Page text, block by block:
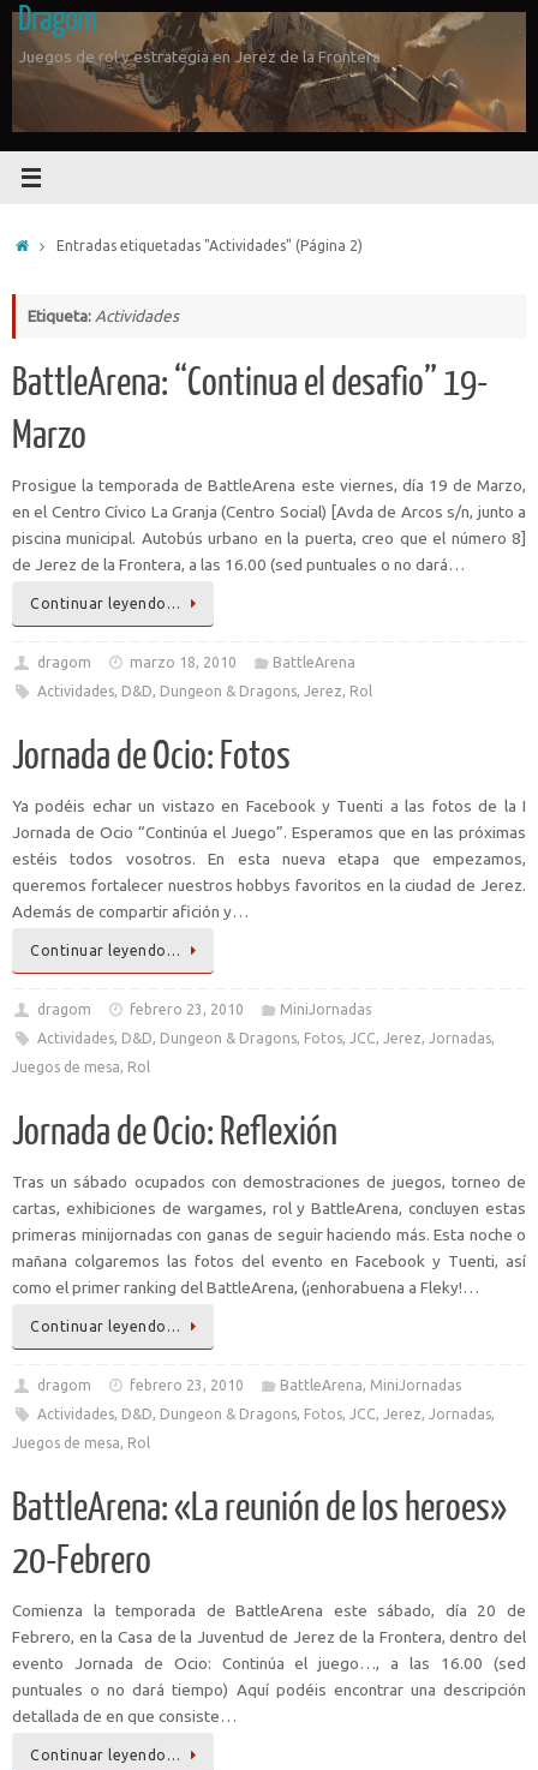
Saltar
contenido
Dragom
Juegos de rol y estrategia en Jerez de la Frontera
InicioEntradas etiquetadas "Actividades" (Página 2)
Etiqueta: Actividades
BattleArena: “Continua el desafio” 19-
Marzo
Prosigue la temporada de BattleArena este viernes, día 19 de Marzo,
en el Centro Cívico La Granja (Centro Social) [Avda de Arcos s/n, junto a
piscina municipal. Autobús urbano en la puerta, creo que el número 8]
de Jerez de la Frontera, a las 16.00 (sed puntuales o no dará…
Continuar leyendo…
dragom marzo 18, 2010
BattleArena
Actividades, D&D, Dungeon & Dragons, Jerez, Rol
Jornada de Ocio: Fotos
Ya podéis echar un vistazo en Facebook y Tuenti a las fotos de la I
Jornada de Ocio “Continúa el Juego”. Esperamos que en las próximas
estéis todos vosotros. En esta nueva etapa que empezamos,
queremos fortalecer nuestros hobbys favoritos en la ciudad de Jerez.
Además de compartir afición y…
Continuar leyendo…
dragom febrero 23, 2010
MiniJornadas
Actividades, D&D, Dungeon & Dragons, Fotos, JCC, Jerez, Jornadas,
Juegos de mesa, Rol
Jornada de Ocio: Reflexión
Tras un sábado ocupados con demostraciones de juegos, torneo de
cartas, exhibiciones de wargames, rol y BattleArena, concluyen estas
primeras minijornadas con ganas de seguir haciendo más. Esta noche o
mañana colgaremos las fotos del evento en Facebook y Tuenti, así
como el primer ranking del BattleArena, (¡enhorabuena a Fleky!…
Continuar leyendo…
dragom febrero 23, 2010 BattleArena, MiniJornadas
Actividades, D&D, Dungeon & Dragons, Fotos, JCC, Jerez, Jornadas,
Juegos de mesa, Rol
BattleArena: «La reunión de los heroes»
20-Febrero
Comienza la temporada de BattleArena este sábado, día 20 de
Febrero, en la Casa de la Juventud de Jerez de la Frontera, dentro del
evento Jornada de Ocio: Continúa el juego…, a las 16.00 (sed
puntuales o no dará tiempo) Aquí podéis encontrar una descripción
detallada de en que consiste…
Continuar leyendo…